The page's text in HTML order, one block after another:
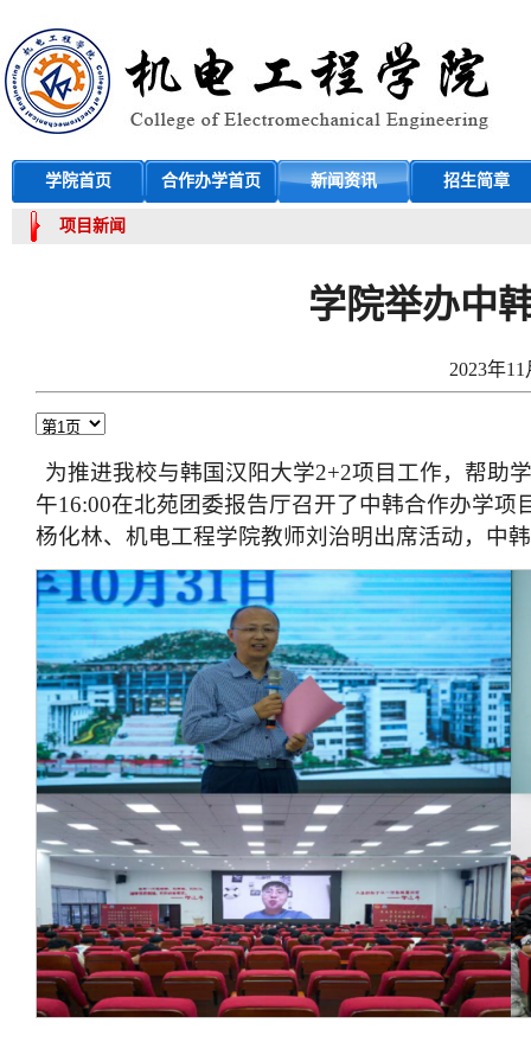
学院首页 合作办学首页 新闻资讯 招生简章
项目新闻
学院举办中
2023年
为推进我校与韩国汉阳大学2+2项目工作，帮助
午16:00在北苑团委报告厅召开了中韩合作办学
杨化林、机电工程学院教师刘治明出席活动，中